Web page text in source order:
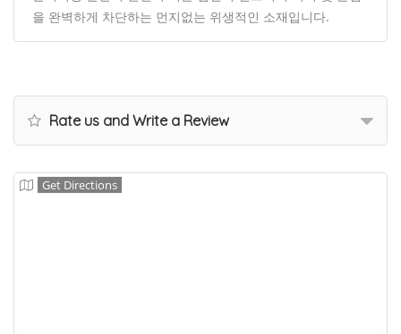
을 완벽하게 차단하는 먼지없는 위생적인 소재입니다.
Rate us and Write a Review
Get Directions